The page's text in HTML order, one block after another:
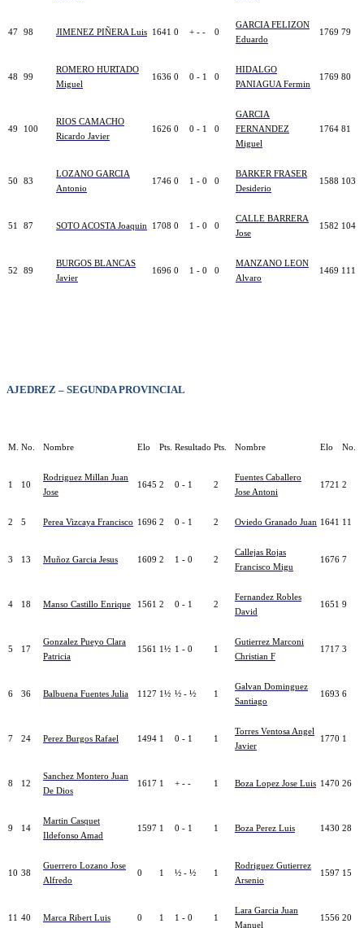
47 98 JIMENEZ PIÑERA Luis 1641 0 + - - 0
GARCIA FELIZON
Eduardo
1769 79
48 99
ROMERO HURTADO
Miguel
1636 0 0 - 1 0
HIDALGO
PANIAGUA Fermin
1769 80
49 100
RIOS CAMACHO
Ricardo Javier
1626 0 0 - 1 0
GARCIA
FERNANDEZ
Miguel
1764 81
50 83
LOZANO GARCIA
Antonio
1746 0 1 - 0 0
BARKER FRASER
Desiderio
1588 103
51 87 SOTO ACOSTA Joaquin 1708 0 1 - 0 0
CALLE BARRERA
Jose
1582 104
52 89
BURGOS BLANCAS
Javier
1696 0 1 - 0 0
MANZANO LEON
Alvaro
1469 111
AJEDREZ – SEGUNDA PROVINCIAL
M. No. Nombre Elo Pts. Resultado Pts. Nombre Elo No.
1 10
Rodriguez Millan Juan
Jose
1645 2 0 - 1 2
Fuentes Caballero
Jose Antoni
1721 2
2 5 Perea Vizcaya Francisco 1696 2 0 - 1 2 Oviedo Granado Juan 1641 11
3 13 Muñoz Garcia Jesus 1609 2 1 - 0 2
Callejas Rojas
Francisco Migu
1676 7
4 18 Manso Castillo Enrique 1561 2 0 - 1 2
Fernandez Robles
David
1651 9
5 17
Gonzalez Pueyo Clara
Patricia
1561 1½ 1 - 0 1
Gutierrez Marconi
Christian F
1717 3
6 36 Balbuena Fuentes Julia 1127 1½ ½ - ½ 1
Galvan Dominguez
Santiago
1693 6
7 24 Perez Burgos Rafael 1494 1 0 - 1 1
Torres Ventosa Angel
Javier
1770 1
8 12
Sanchez Montero Juan
De Dios
1617 1 + - - 1 Boza Lopez Jose Luis 1470 26
9 14
Martin Casquet
Ildefonso Amad
1597 1 0 - 1 1 Boza Perez Luis 1430 28
10 38
Guerrero Lozano Jose
Alfredo
0 1 ½ - ½ 1
Rodriguez Gutierrez
Arsenio
1597 15
11 40 Marca Ribert Luis 0 1 1 - 0 1
Lara Garcia Juan
Manuel
1556 20